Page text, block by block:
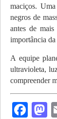
maciços.
negros de
antes de
importância da
A equipe
ultravioleta,
compreender